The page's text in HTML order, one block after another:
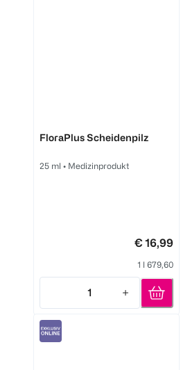
FloraPlus Scheidenpilz
25 ml • Medizinprodukt
€ 16,99
1 l 679,60
1
Quantity: 1